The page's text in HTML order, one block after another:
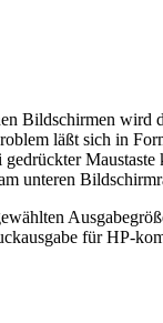
Bildschirmen wird
läßt sich in
Maustaste
unteren
für HP-